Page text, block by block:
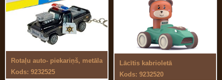
Rotaļu auto- piekariņš, metāla
Kods: 9232525
Lācītis kabrioletā
Kods: 9232520